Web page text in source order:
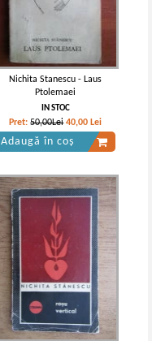
Nichita Stanescu - Laus
Ptolemaei
IN STOC
Pret:50,00Lei 40,00 Lei
Adaugă în coș